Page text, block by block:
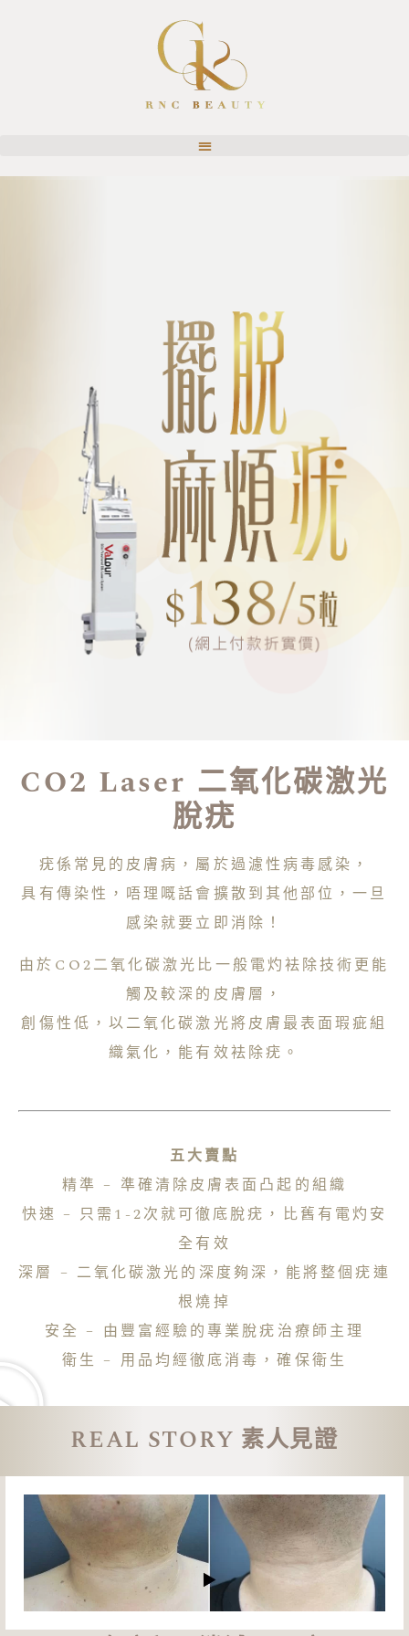
CO2 Laser 二氧化碳激光
脫疣
疣係常見的皮膚病，屬於過濾性病毒感染，
具有傳染性，唔理嘅話會擴散到其他部位，一旦
感染就要立即消除！
由於CO2二氧化碳激光比一般電灼袪除技術更能
觸及較深的皮膚層，
創傷性低，以二氧化碳激光將皮膚最表面瑕疵組
織氣化，能有效袪除疣。
五大賣點
精準 – 準確清除皮膚表面凸起的組織
快速 – 只需1-2次就可徹底脫疣，比舊有電灼安
全有效
深層 – 二氧化碳激光的深度夠深，能將整個疣連
根燒掉
安全 – 由豐富經驗的專業脫疣治療師主理
衛生 – 用品均經徹底消毒，確保衛生
REAL STORY 素人見證